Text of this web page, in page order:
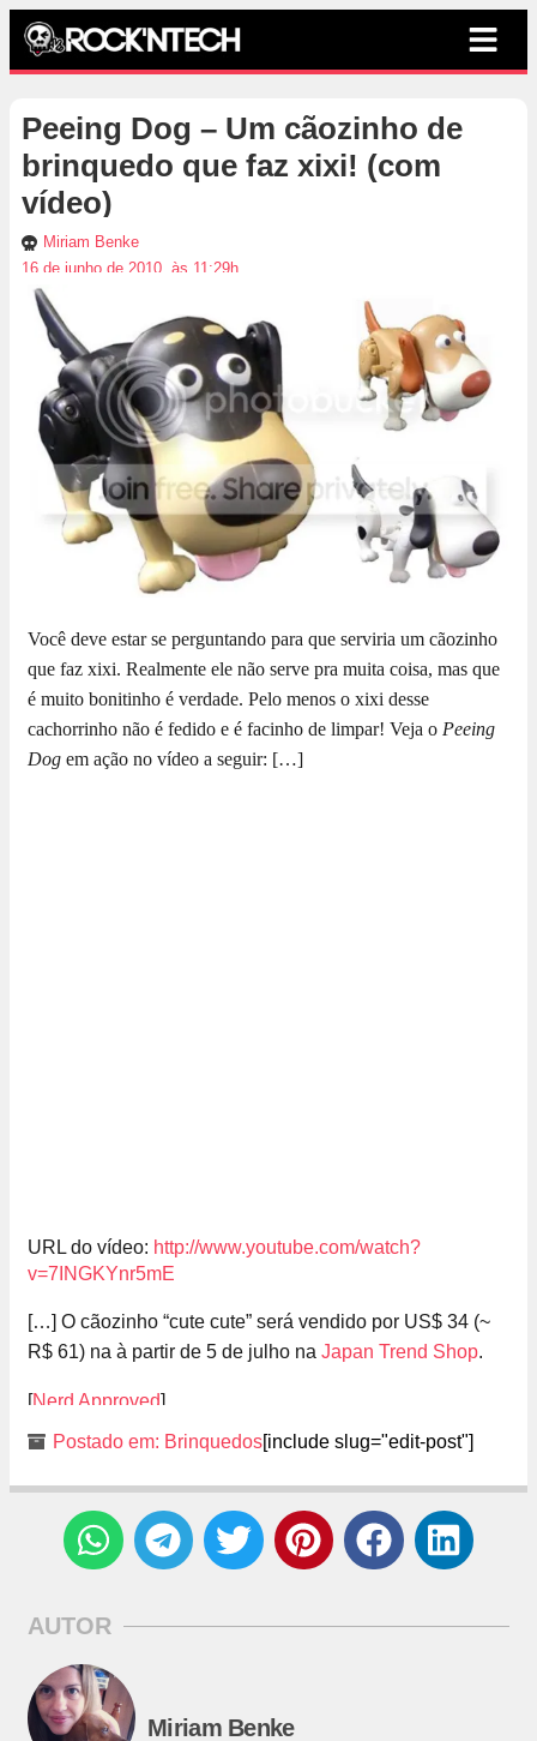
Peeing Dog – Um cãozinho de
brinquedo que faz xixi! (com
vídeo)
Miriam Benke
16 de junho de 2010, às 11:29h
Você deve estar se perguntando para que serviria um cãozinho
que faz xixi. Realmente ele não serve pra muita coisa, mas que
é muito bonitinho é verdade. Pelo menos o xixi desse
cachorrinho não é fedido e é facinho de limpar! Veja o Peeing
Dog em ação no vídeo a seguir: […]
URL do vídeo: http://www.youtube.com/watch?
v=7INGKYnr5mE
[…] O cãozinho “cute cute” será vendido por US$ 34 (~
R$ 61) na à partir de 5 de julho na Japan Trend Shop.
[Nerd Approved]
Postado em: Brinquedos[include slug="edit-post"]
AUTOR
Miriam Benke